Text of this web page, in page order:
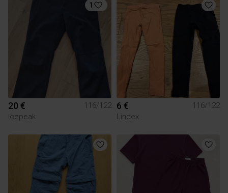
1
20 €
116/122
Icepeak
6 €
116/122
Lindex